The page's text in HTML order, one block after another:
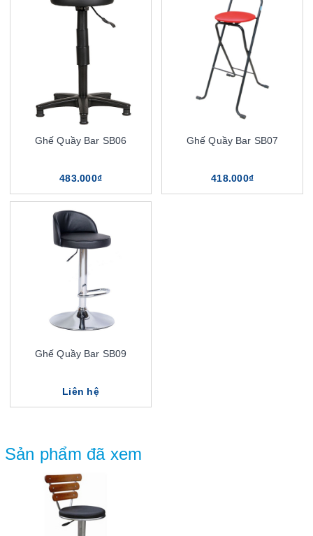
Ghế Quầy Bar SB06
483.000₫
Ghế Quầy Bar SB07
418.000₫
Ghế Quầy Bar SB09
Liên hệ
Sản phẩm đã xem